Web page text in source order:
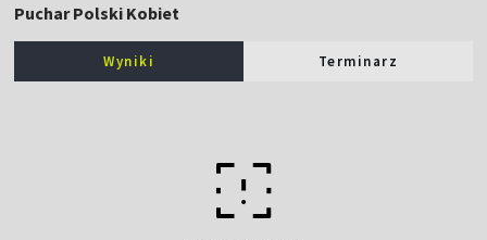
Puchar Polski Kobiet
Wyniki Terminarz